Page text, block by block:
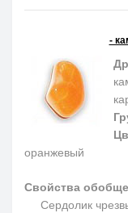
-
оранжевый
Свойства
Сердолик